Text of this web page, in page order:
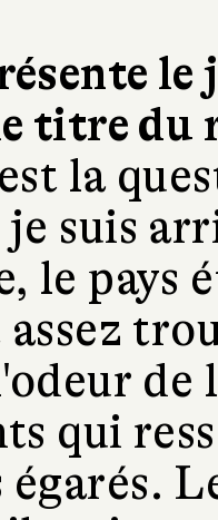
le
titre du
la
suis
le pays
de
qui
égarés.